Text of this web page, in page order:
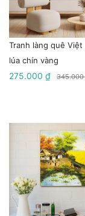
Tranh làng quê Việt
lúa chín vàng
275.000 ₫ 345.000